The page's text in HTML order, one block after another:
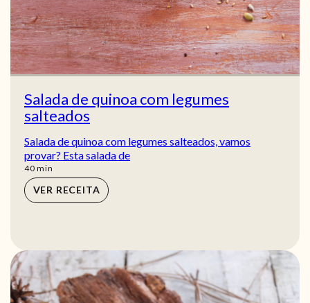
Salada de quinoa com legumes
salteados
Salada de quinoa com legumes salteados, vamos
provar? Esta salada de
40min
min
VER RECEITA